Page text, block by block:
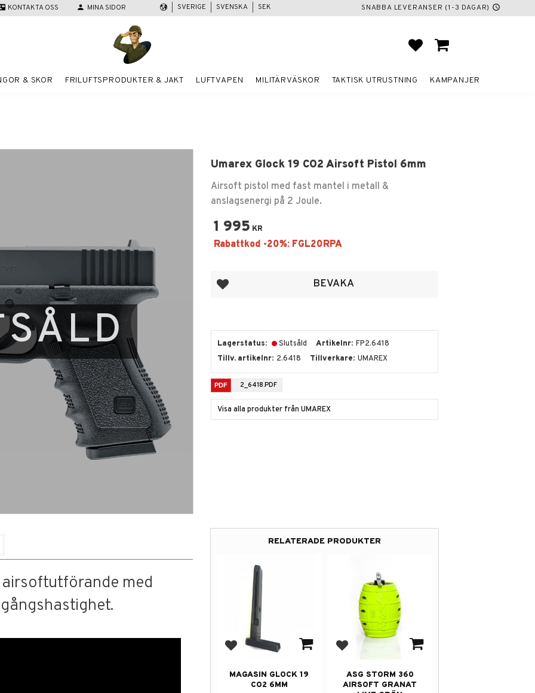
KONTAKTA OSS person MINA SIDOR SNABBA LEVERANSER (1-3 DAGAR) schedule
SVERIGE SVENSKA SEK
FAVORITER
KUNDVAGN
& SKOR FRILUFTSPRODUKTER & JAKT LUFTVAPEN MILITÄRVÄSKOR TAKTISK UTRUSTNING KAMPANJER
Umarex Glock 19 CO2 Airsoft Pistol 6mm
Airsoft pistol med fast mantel i metall &
anslagsenergi på 2 Joule.
1 995 KR
Lägg till i favoriter BEVAKA
Lagerstatus Slutsåld Artikelnr FP2.6418
Tillv. artikelnr 2.6418 Tillverkare UMAREX
2_6418.PDF
Visa alla produkter från UMAREX
med
RELATERADE PRODUKTER
Lägg till i favoriter
MAGASIN GLOCK 19
CO2 6MM
Lägg till i favoriter
ASG STORM 360
AIRSOFT GRANAT